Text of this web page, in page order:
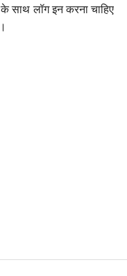
साथ लॉग इन करना चाहिए